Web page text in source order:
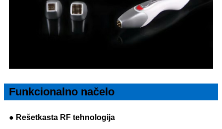
Funkcionalno načelo
● Rešetkasta RF tehnologija